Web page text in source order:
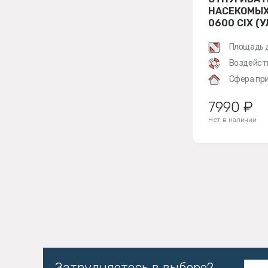
НАСЕКОМЫХ
0600 CIX
Площадь
Сфера
7990 ₽
Нет в наличии